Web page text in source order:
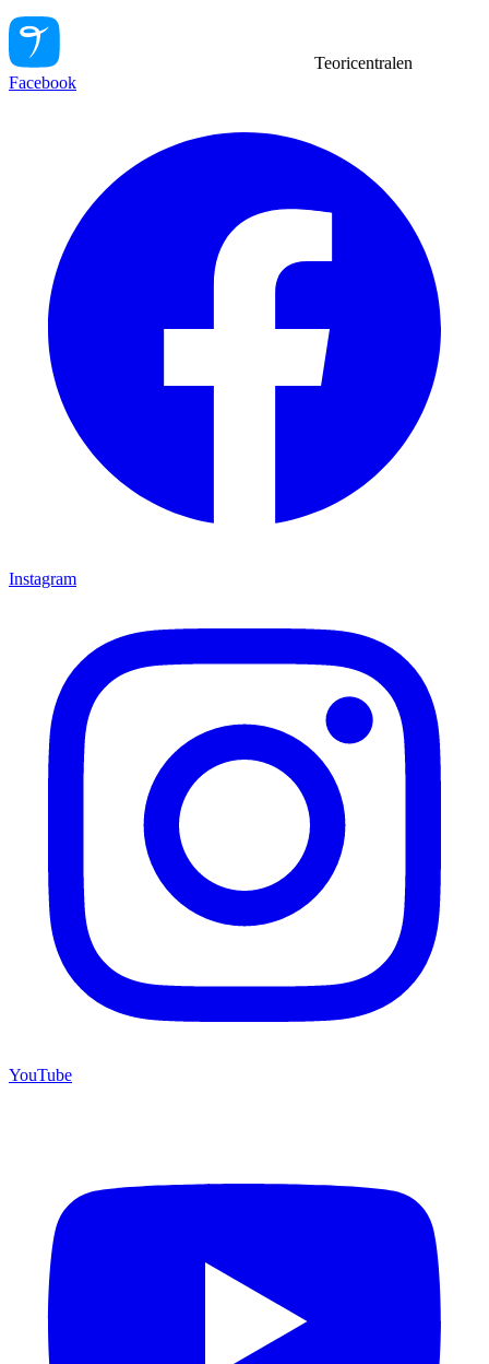
Teoricentralen
Facebook
Instagram
YouTube